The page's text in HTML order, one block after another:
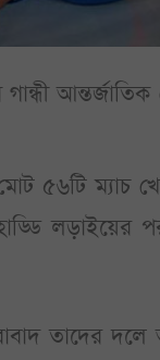
আন্তর্জাতিক
৫৬টি ম্যাচ
তাদের